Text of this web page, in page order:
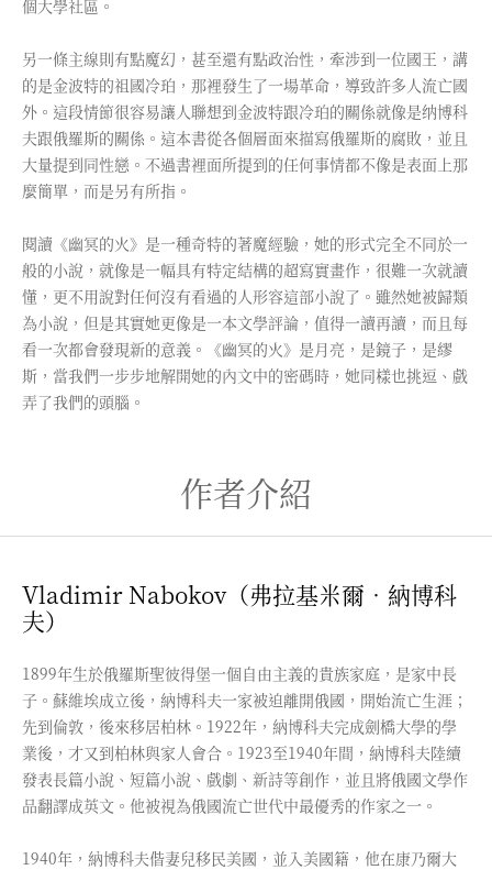
個大學社區。
另一條主線則有點魔幻，甚至還有點政治性，牽涉到一位國王，講
的是金波特的祖國冷珀，那裡發生了一場革命，導致許多人流亡國
外。這段情節很容易讓人聯想到金波特跟冷珀的關係就像是纳博科
夫跟俄羅斯的關係。這本書從各個層面來描寫俄羅斯的腐敗，並且
大量提到同性戀。不過書裡面所提到的任何事情都不像是表面上那
麼簡單，而是另有所指。
閱讀《幽冥的火》是一種奇特的著魔經驗，她的形式完全不同於一
般的小說，就像是一幅具有特定結構的超寫實畫作，很難一次就讀
懂，更不用說對任何沒有看過的人形容這部小說了。雖然她被歸類
為小說，但是其實她更像是一本文學評論，值得一讀再讀，而且每
看一次都會發現新的意義。《幽冥的火》是月亮，是鏡子，是繆
斯，當我們一步步地解開她的內文中的密碼時，她同樣也挑逗、戲
弄了我們的頭腦。
作者介紹
Vladimir Nabokov（弗拉基米爾‧納博科
夫）
1899年生於俄羅斯聖彼得堡一個自由主義的貴族家庭，是家中長
子。蘇維埃成立後，納博科夫一家被迫離開俄國，開始流亡生涯；
先到倫敦，後來移居柏林。1922年，納博科夫完成劍橋大學的學
業後，才又到柏林與家人會合。1923至1940年間，納博科夫陸續
發表長篇小說、短篇小說、戲劇、新詩等創作，並且將俄國文學作
品翻譯成英文。他被視為俄國流亡世代中最優秀的作家之一。
1940年，納博科夫偕妻兒移民美國，並入美國籍，他在康乃爾大